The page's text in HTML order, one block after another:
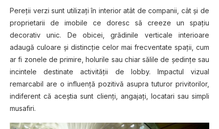
Pereţii verzi sunt utilizaţi în interior atât de companii, cât şi de
proprietarii de imobile ce doresc să creeze un spaţiu
decorativ unic. De obicei, grădinile verticale interioare
adaugă culoare şi distincţie celor mai frecventate spaţii, cum
ar fi zonele de primire, holurile sau chiar sălile de şedinţe sau
incintele destinate activităţii de lobby. Impactul vizual
remarcabil are o influenţă pozitivă asupra tuturor privitorilor,
indiferent că aceştia sunt clienţi, angajaţi, locatari sau simpli
musafiri.